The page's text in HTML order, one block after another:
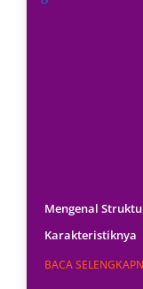
Mengenal
Karakteristiknya
BACA